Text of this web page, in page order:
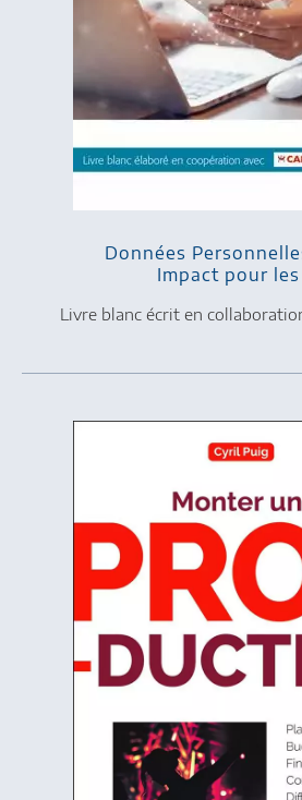
Données
Impact pour les
Livre blanc écrit en